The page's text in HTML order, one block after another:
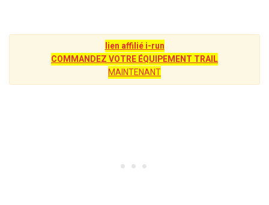
lien affilié i-run
COMMANDEZ VOTRE ÉQUIPEMENT TRAIL
MAINTENANT